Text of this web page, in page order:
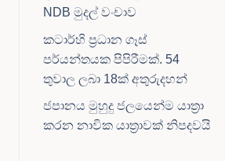
NDB මුදල් වංචාව
කටාර්හි ප්‍රධාන ගෑස්
පර්යන්තයක පිපිරීමක්. 54
තුවාල ලබා 18ක් අතුරුදහන්
ජපානය මුහුදු ජලයෙන්ම යාත්‍රා
කරන නාවික යාත්‍රාවක් නිපදවයි